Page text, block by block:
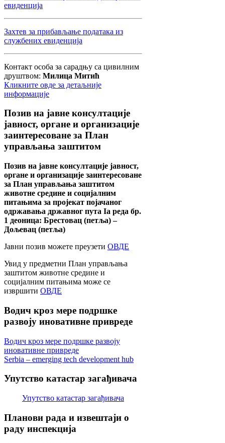
евиденција
Захтев за прибављање података из
службених евиденција
Контакт особа за сарадњу са цивилним
друштвом: Милица Митић
Кликните овде за детаљније
информације
Позив на јавне консултације
јавност, органе и организације
заинтересоване за План
управљања заштитом
Позив на јавне консултације јавност,
органе и организације заинтересоване
за План управљања заштитом
животне средине и социјалним
питањима за пројекат појачаног
одржавања државног пута Ia реда бр.
1 деоница: Брестовац (петља) –
Дољевац (петља)
Јавни позив можете преузети ОВДЕ
Увид у предметни План управљања
заштитом животне средине и
социјалним питањима може се
извршити ОВДЕ
Водич кроз мере подршке
развоју иновативне привреде
Водич кроз мере подршке развоју
иновативне привреде
Serbia – emerging tech development hub
Упутство катастар загађивача
Упутство катастар загађивача
Планови рада и извештаји о
раду инспекција